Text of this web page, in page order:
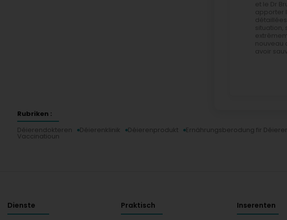
et le Dr
apporter
situation,
nouveau
avoir
Rubriken :
Déierendokteren
Déierenklinik Déierenprodukt Ernährungsberodung fir
Vaccinatioun
Dienste Praktisch Inserenten